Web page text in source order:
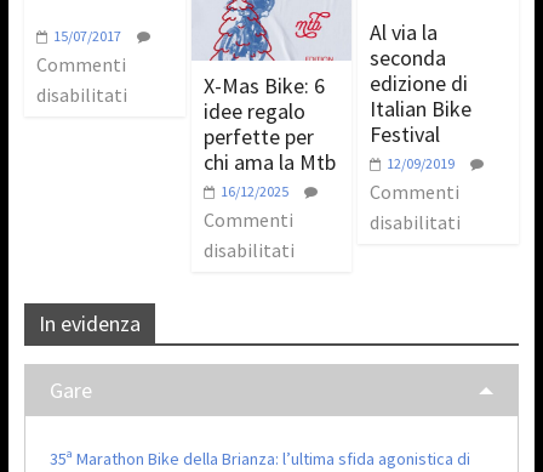
15/07/2017
Commenti
disabilitati
X-Mas Bike: 6
idee regalo
perfette per
chi ama la Mtb
16/12/2025
Commenti
disabilitati
Al via la
seconda
edizione di
Italian Bike
Festival
12/09/2019
Commenti
disabilitati
In evidenza
Gare
35ª Marathon Bike della Brianza: l’ultima sfida agonistica di